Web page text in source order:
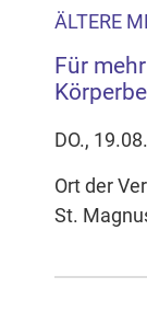
ÄLTERE
Für
DO.,
Ort der
St.